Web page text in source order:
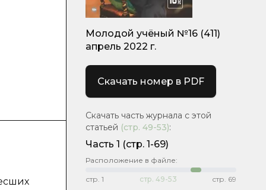
Молодой учёный №16 (411)
апрель 2022 г.
Скачать номер в PDF
Скачать часть журнала с этой
статьей (стр. 49-53):
Часть 1 (стр. 1-69)
Расположение в файле:
стр. 1 стр. 49-53 стр. 69